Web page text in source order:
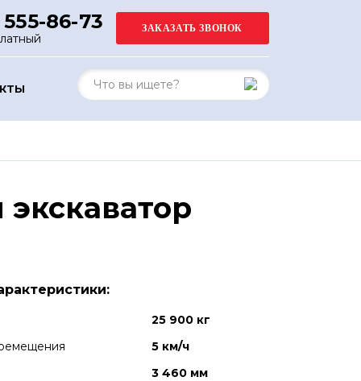
86-73
25 900 кг
5 км/ч
3 460 мм